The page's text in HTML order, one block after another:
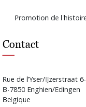
Promotion de
Contact
Rue de l’Yser/IJzerstraat
B-7850 Enghien/Edingen
Belgique